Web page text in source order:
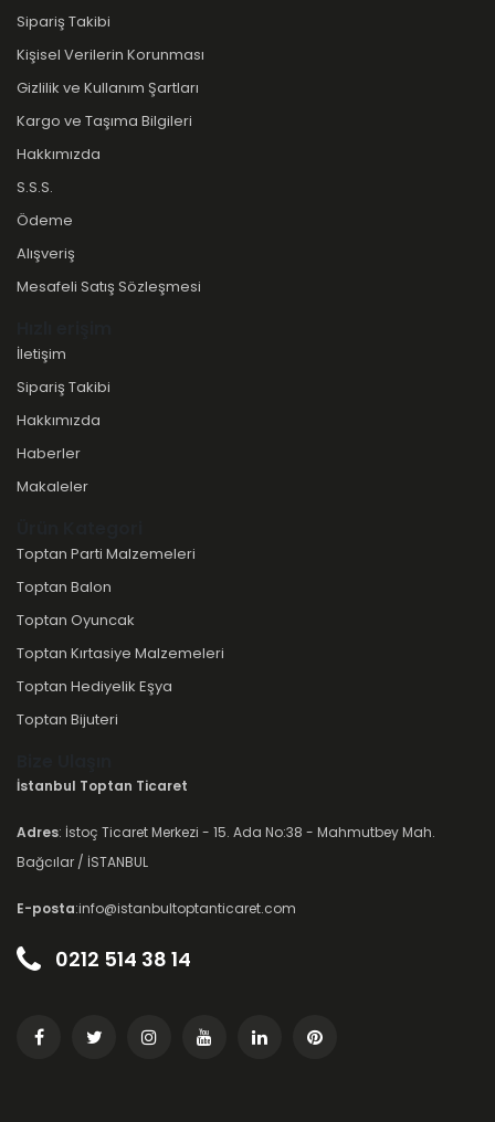
Sipariş Takibi
Kişisel Verilerin Korunması
Gizlilik ve Kullanım Şartları
Kargo ve Taşıma Bilgileri
Hakkımızda
S.S.S.
Ödeme
Alışveriş
Mesafeli Satış Sözleşmesi
İletişim
Sipariş Takibi
Hakkımızda
Haberler
Makaleler
Toptan Parti Malzemeleri
Toptan Balon
Toptan Oyuncak
Toptan Kırtasiye Malzemeleri
Toptan Hediyelik Eşya
Toptan Bijuteri
İstanbul Toptan Ticaret
Adres: İstoç Ticaret Merkezi - 15. Ada No:38 - Mahmutbey Mah.
Bağcılar / İSTANBUL
E-posta:info@istanbultoptanticaret.com
0212 514 38 14